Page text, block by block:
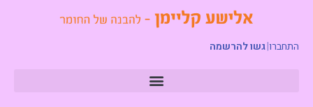
התחברו|גשו להרשמה